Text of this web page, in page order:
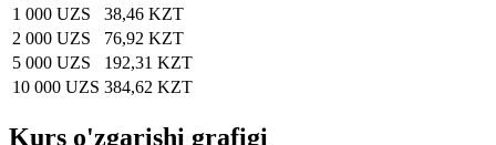
1 000 UZS
38,46 KZT
2 000 UZS
76,92 KZT
5 000 UZS
192,31 KZT
10 000 UZS 384,62 KZT
Kurs o'zgarishi grafigi